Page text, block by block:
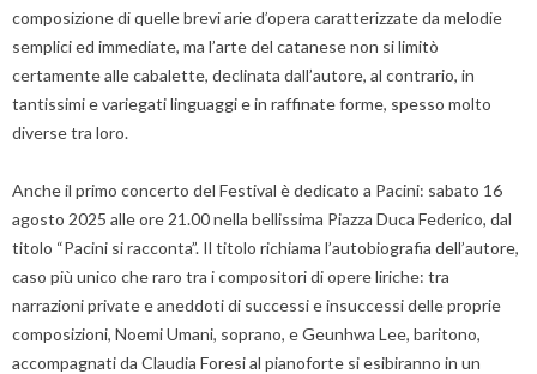
composizione di quelle brevi arie d’opera caratterizzate da melodie
semplici ed immediate, ma l’arte del catanese non si limitò
certamente alle cabalette, declinata dall’autore, al contrario, in
tantissimi e variegati linguaggi e in raffinate forme, spesso molto
diverse tra loro.
Anche il primo concerto del Festival è dedicato a Pacini: sabato 16
agosto 2025 alle ore 21.00 nella bellissima Piazza Duca Federico, dal
titolo “Pacini si racconta”. Il titolo richiama l’autobiografia dell’autore,
caso più unico che raro tra i compositori di opere liriche: tra
narrazioni private e aneddoti di successi e insuccessi delle proprie
composizioni, Noemi Umani, soprano, e Geunhwa Lee, baritono,
accompagnati da Claudia Foresi al pianoforte si esibiranno in un